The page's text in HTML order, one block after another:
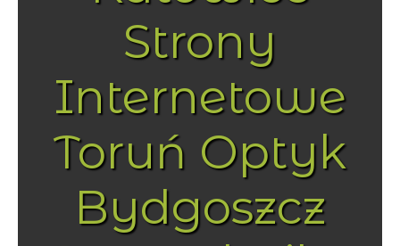
Strony
Internetowe
Toruń Optyk
Bydgoszcz